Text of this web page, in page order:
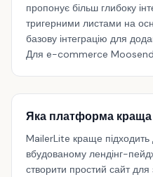
пропонує більш глибоку
тригерними листами на
базову інтеграцію для
Для e-commerce
Яка платформа краща
MailerLite краще підходить
вбудованому лендінг-
створити простий сайт для